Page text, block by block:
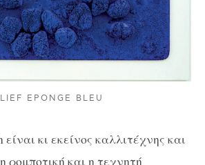
EPONGE BLEU
είναι κι εκείνος καλλιτέχνης και
ρομποτική και η τεχνητή